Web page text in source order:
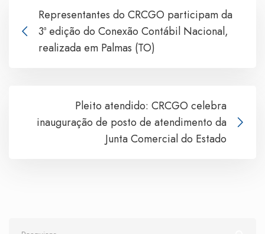
Representantes do CRCGO participam da
3ª edição do Conexão Contábil Nacional,
realizada em Palmas (TO)
Pleito atendido: CRCGO celebra
inauguração de posto de atendimento da
Junta Comercial do Estado